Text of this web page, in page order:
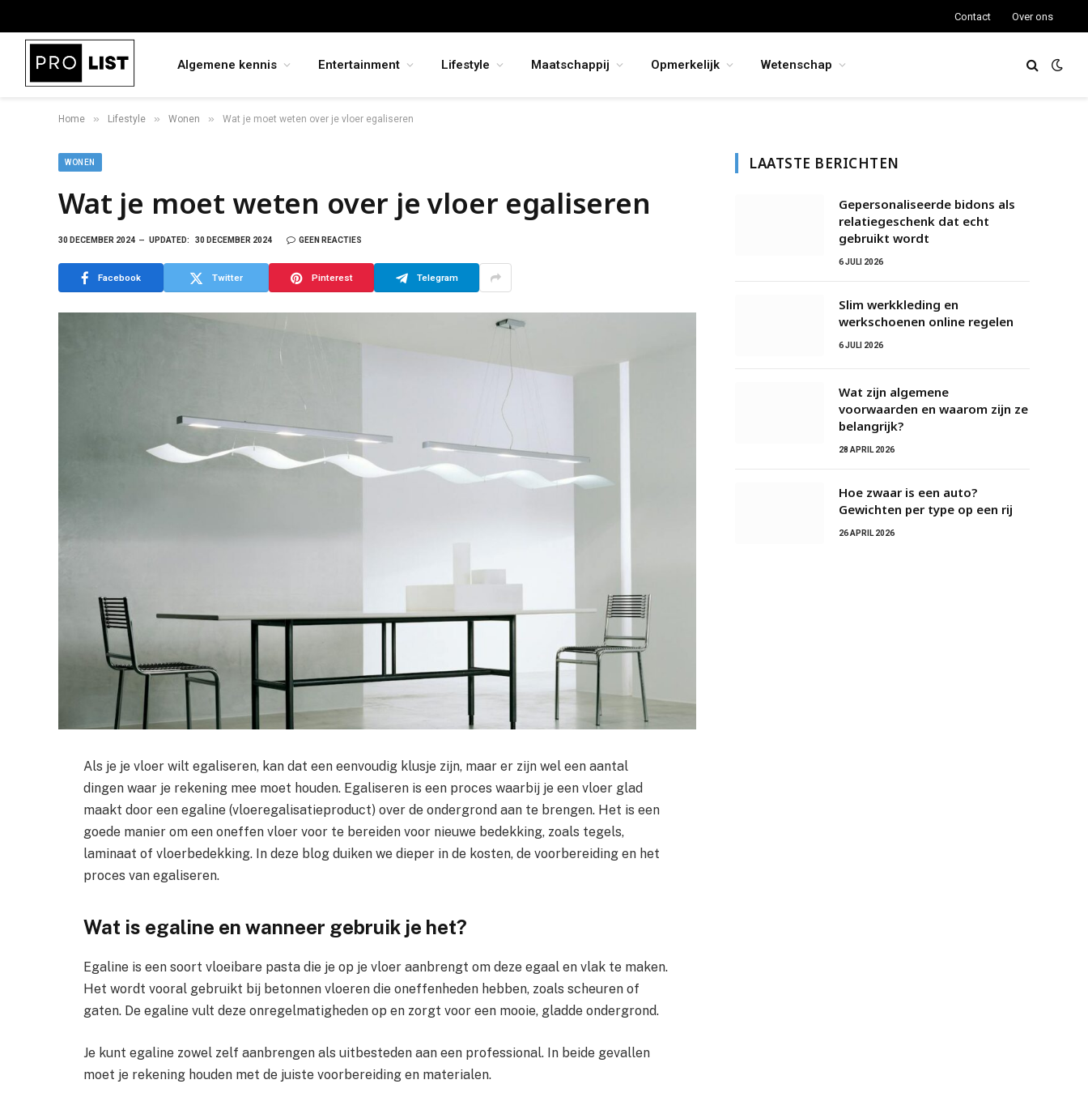
Contact Over ons
Algemene kennis Entertainment Lifestyle Maatschappij Opmerkelijk Wetenschap
Home » Lifestyle » Wonen » Wat je moet weten over je vloer egaliseren
WONEN
Wat je moet weten over je vloer egaliseren
30 DECEMBER 2024 UPDATED: 30 DECEMBER 2024 GEEN REACTIES
Facebook Twitter Pinterest Telegram
Als je je vloer wilt egaliseren, kan dat een eenvoudig klusje zijn, maar er zijn wel een aantal
dingen waar je rekening mee moet houden. Egaliseren is een proces waarbij je een vloer glad
maakt door een egaline (vloeregalisatieproduct) over de ondergrond aan te brengen. Het is een
goede manier om een oneffen vloer voor te bereiden voor nieuwe bedekking, zoals tegels,
laminaat of vloerbedekking. In deze blog duiken we dieper in de kosten, de voorbereiding en het
proces van egaliseren.
Wat is egaline en wanneer gebruik je het?
Egaline is een soort vloeibare pasta die je op je vloer aanbrengt om deze egaal en vlak te maken.
Het wordt vooral gebruikt bij betonnen vloeren die oneffenheden hebben, zoals scheuren of
gaten. De egaline vult deze onregelmatigheden op en zorgt voor een mooie, gladde ondergrond.
Je kunt egaline zowel zelf aanbrengen als uitbesteden aan een professional. In beide gevallen
moet je rekening houden met de juiste voorbereiding en materialen.
LAATSTE BERICHTEN
Gepersonaliseerde bidons als
relatiegeschenk dat echt
gebruikt wordt
6 JULI 2026
Slim werkkleding en
werkschoenen online regelen
6 JULI 2026
Wat zijn algemene
voorwaarden en waarom zijn ze
belangrijk?
28 APRIL 2026
Hoe zwaar is een auto?
Gewichten per type op een rij
26 APRIL 2026